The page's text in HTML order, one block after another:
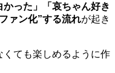
った」「哀ちゃん好き
ァン化”する流れが起き
くても楽しめるように作